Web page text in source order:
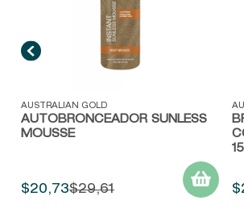
Vista rápida
AUSTRALIAN GOLD
AUTOBRONCEADOR SUNLESS
MOUSSE
$20, 73$29,61
15
$